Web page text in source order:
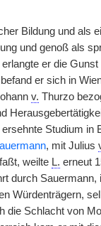
Bildung und als
und genoß als
erlangte er die
er sich in
v. Thurzo
Studium in
, mit Julius
weilte L. erneut
durch
Würdenträgern,
die Schlacht von